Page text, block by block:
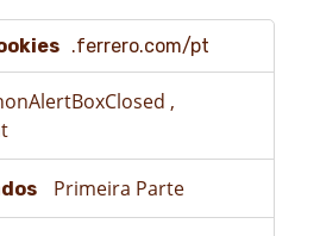
.ferrero.com/pt
,
Primeira Parte